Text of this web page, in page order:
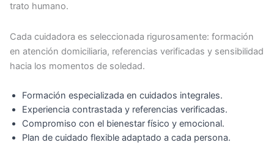
trato humano.
Cada cuidadora es seleccionada rigurosamente: formación
en atención domiciliaria, referencias verificadas y sensibilidad
hacia los momentos de soledad.
Formación especializada en cuidados integrales.
Experiencia contrastada y referencias verificadas.
Compromiso con el bienestar físico y emocional.
Plan de cuidado flexible adaptado a cada persona.